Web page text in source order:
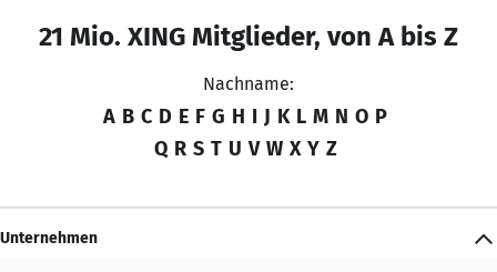
21 Mio. XING Mitglieder, von A bis Z
Nachname:
A B C D E F G H I J K L M N O P
Q R S T U V W X Y Z
Unternehmen